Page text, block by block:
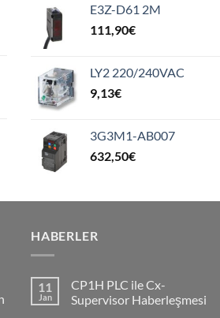
E3Z-D61 2M
111,90€
LY2 220/240VAC
9,13€
3G3M1-AB007
632,50€
HABERLER
11
Jan
CP1H PLC ile Cx-
Supervisor Haberleşmesi